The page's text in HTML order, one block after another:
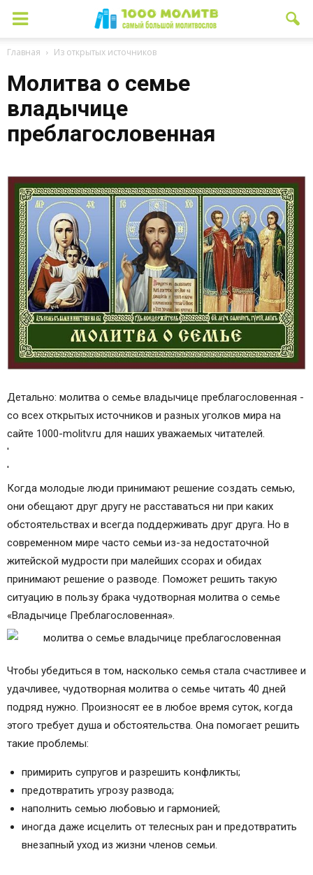
Главная Из открытых источников
Молитва о семье
владычице
преблагословенная
Детально: молитва о семье владычице преблагословенная -
со всех открытых источников и разных уголков мира на
сайте 1000-molitv.ru для наших уважаемых читателей.
'
'
Когда молодые люди принимают решение создать семью,
они обещают друг другу не расставаться ни при каких
обстоятельствах и всегда поддерживать друг друга. Но в
современном мире часто семьи из-за недостаточной
житейской мудрости при малейших ссорах и обидах
принимают решение о разводе. Поможет решить такую
ситуацию в пользу брака чудотворная молитва о семье
«Владычице Преблагословенная».
Чтобы убедиться в том, насколько семья стала счастливее и
удачливее, чудотворная молитва о семье читать 40 дней
подряд нужно. Произносят ее в любое время суток, когда
этого требует душа и обстоятельства. Она помогает решить
такие проблемы:
примирить супругов и разрешить конфликты;
предотвратить угрозу развода;
наполнить семью любовью и гармонией;
иногда даже исцелить от телесных ран и предотвратить
внезапный уход из жизни членов семьи.